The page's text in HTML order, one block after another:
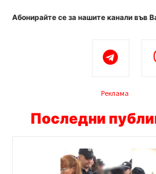
Абонирайте се за нашите канали във
Реклама
Последни